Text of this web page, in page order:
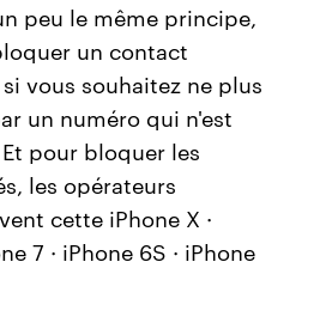
peu le même principe,
un contact
vous souhaitez ne plus
un numéro qui n'est
pour bloquer les
les opérateurs
cette iPhone X ·
7 · iPhone 6S · iPhone